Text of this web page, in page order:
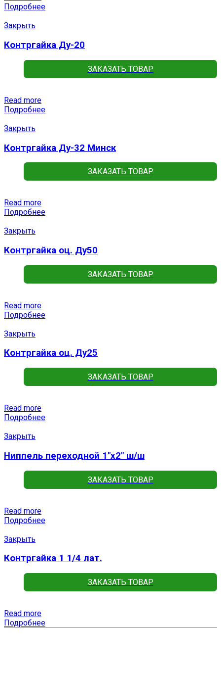
Подробнее
Закрыть
Контргайка Ду-20
ЗАКАЗАТЬ ТОВАР
Read more
Подробнее
Закрыть
Контргайка Ду-32 Минск
ЗАКАЗАТЬ ТОВАР
Read more
Подробнее
Закрыть
Контргайка оц. Ду50
ЗАКАЗАТЬ ТОВАР
Read more
Подробнее
Закрыть
Контргайка оц. Ду25
ЗАКАЗАТЬ ТОВАР
Read more
Подробнее
Закрыть
Ниппель переходной 1″x2″ ш/ш
ЗАКАЗАТЬ ТОВАР
Read more
Подробнее
Закрыть
Контргайка 1 1/4 лат.
ЗАКАЗАТЬ ТОВАР
Read more
Подробнее